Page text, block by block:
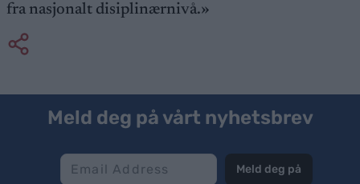
fra nasjonalt disiplinærnivå.»
Meld deg på vårt nyhetsbrev
Meld deg på